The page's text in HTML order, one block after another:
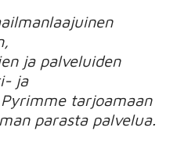
ja palveluiden
ja
tarjoamaan
parasta palvelua.